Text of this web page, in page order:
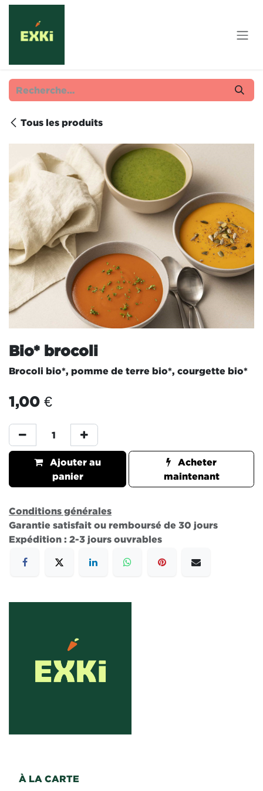
Se rendre au contenu
Tous les produits
Bio* brocoli
Brocoli bio*, pomme de terre bio*, courgette bio*
1,00 €
Ajouter au
panier
Acheter
maintenant
Conditions générales
Garantie satisfait ou remboursé de 30 jours
Expédition : 2-3 jours ouvrables
À LA CARTE